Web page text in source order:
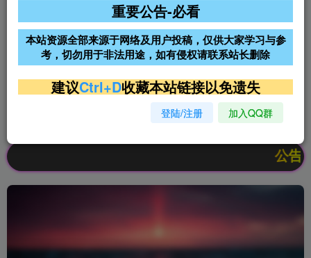
阿里云2核2G200M服务器68元/
年
雨云高防免备案服务器
超低价文字广告位招租 超低价文字广告位招租
超低价文字广告位招租
公告：
重要公告-必看
本站资源全部来源于网络及用户投稿，仅供大家学习与参
考，切勿用于非法用途，如有侵权请联系站长删除
建议Ctrl+D收藏本站链接以免遗失
登陆/注册 加入QQ群